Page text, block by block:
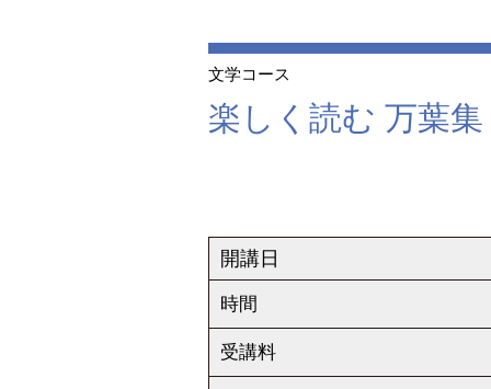
文学コース
楽しく読む 万葉
開講日
時間
受講料